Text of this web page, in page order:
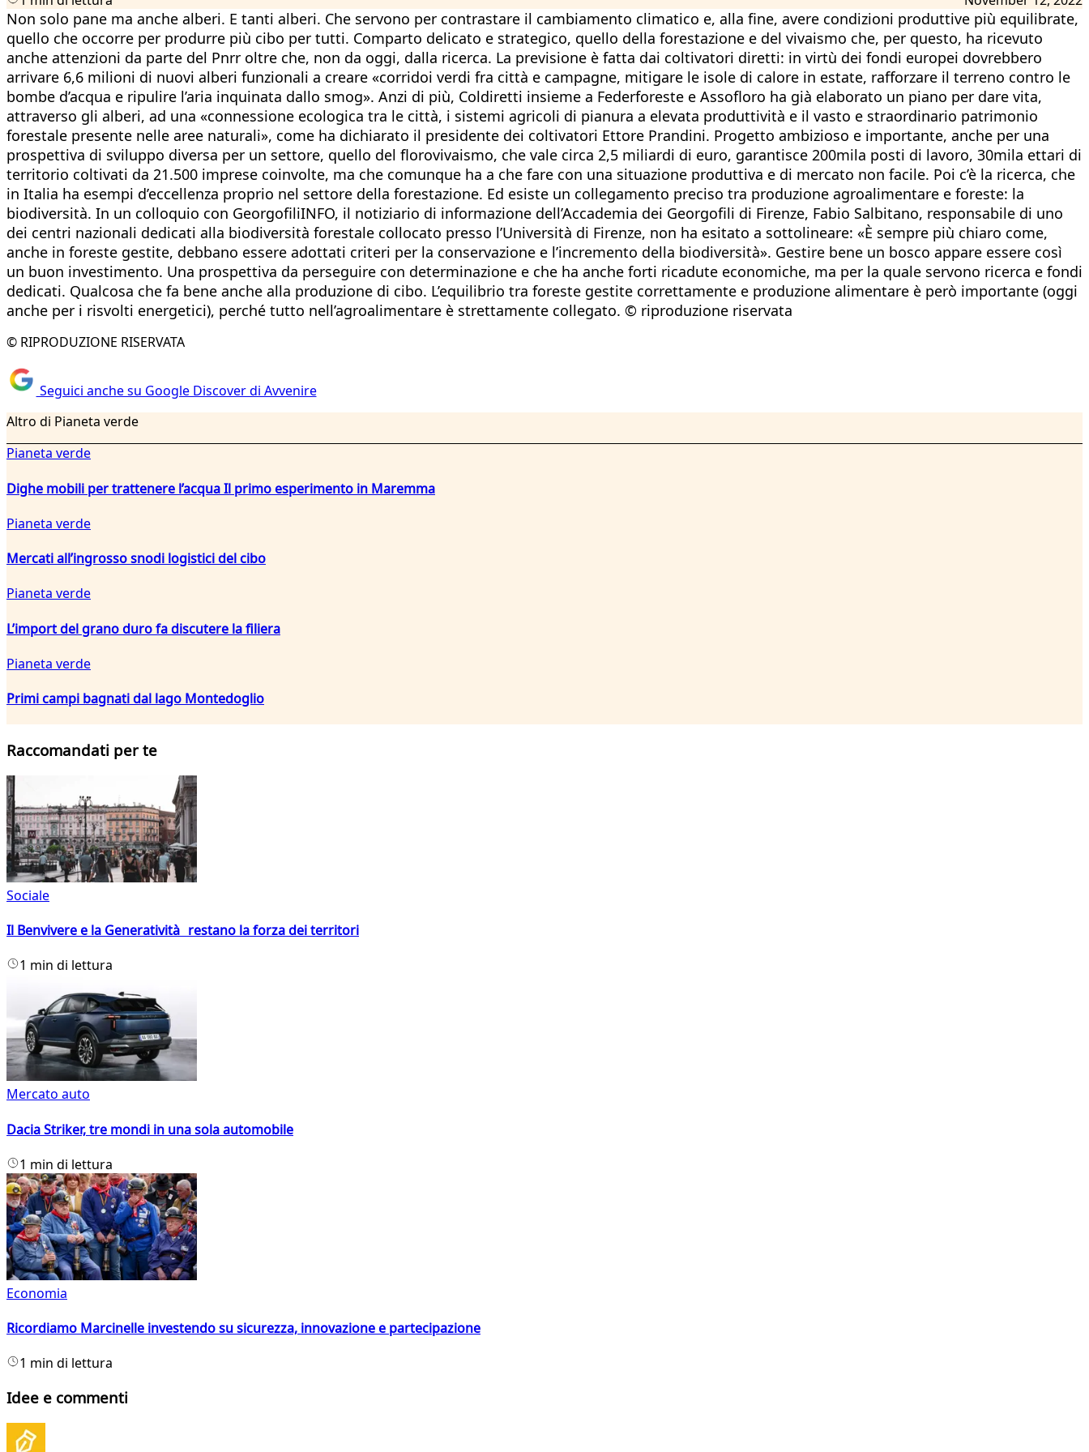
Non solo pane ma anche alberi. E tanti alberi. Che servono per contrastare il cambiamento climatico e, alla fine, avere condizioni produttive più equilibrate,
quello che occorre per produrre più cibo per tutti. Comparto delicato e strategico, quello della forestazione e del vivaismo che, per questo, ha ricevuto
anche attenzioni da parte del Pnrr oltre che, non da oggi, dalla ricerca. La previsione è fatta dai coltivatori diretti: in virtù dei fondi europei dovrebbero
arrivare 6,6 milioni di nuovi alberi funzionali a creare «corridoi verdi fra città e campagne, mitigare le isole di calore in estate, rafforzare il terreno contro le
bombe d’acqua e ripulire l’aria inquinata dallo smog». Anzi di più, Coldiretti insieme a Federforeste e Assofloro ha già elaborato un piano per dare vita,
attraverso gli alberi, ad una «connessione ecologica tra le città, i sistemi agricoli di pianura a elevata produttività e il vasto e straordinario patrimonio
forestale presente nelle aree naturali», come ha dichiarato il presidente dei coltivatori Ettore Prandini. Progetto ambizioso e importante, anche per una
prospettiva di sviluppo diversa per un settore, quello del florovivaismo, che vale circa 2,5 miliardi di euro, garantisce 200mila posti di lavoro, 30mila ettari di
territorio coltivati da 21.500 imprese coinvolte, ma che comunque ha a che fare con una situazione produttiva e di mercato non facile. Poi c’è la ricerca, che
in Italia ha esempi d’eccellenza proprio nel settore della forestazione. Ed esiste un collegamento preciso tra produzione agroalimentare e foreste: la
biodiversità. In un colloquio con GeorgofiliINFO, il notiziario di informazione dell’Accademia dei Georgofili di Firenze, Fabio Salbitano, responsabile di uno
dei centri nazionali dedicati alla biodiversità forestale collocato presso l’Università di Firenze, non ha esitato a sottolineare: «È sempre più chiaro come,
anche in foreste gestite, debbano essere adottati criteri per la conservazione e l’incremento della biodiversità». Gestire bene un bosco appare essere così
un buon investimento. Una prospettiva da perseguire con determinazione e che ha anche forti ricadute economiche, ma per la quale servono ricerca e fondi
dedicati. Qualcosa che fa bene anche alla produzione di cibo. L’equilibrio tra foreste gestite correttamente e produzione alimentare è però importante (oggi
anche per i risvolti energetici), perché tutto nell’agroalimentare è strettamente collegato. © riproduzione riservata
© RIPRODUZIONE RISERVATA
Seguici anche su Google Discover di Avvenire
Altro di Pianeta verde
Pianeta verde
Dighe mobili per trattenere l’acqua Il primo esperimento in Maremma
Pianeta verde
Mercati all’ingrosso snodi logistici del cibo
Pianeta verde
L’import del grano duro fa discutere la filiera
Pianeta verde
Primi campi bagnati dal lago Montedoglio
Raccomandati per te
Sociale
Il Benvivere e la Generatività restano la forza dei territori
1 min di lettura
Mercato auto
Dacia Striker, tre mondi in una sola automobile
1 min di lettura
Economia
Ricordiamo Marcinelle investendo su sicurezza, innovazione e partecipazione
1 min di lettura
Idee e commenti